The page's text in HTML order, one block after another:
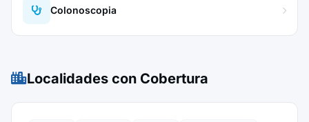
Colonoscopia
Localidades con Cobertura